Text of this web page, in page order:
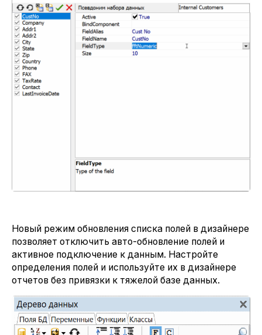
Новый режим обновления списка полей в дизайнере
позволяет отключить авто-обновление полей и
активное подключение к данным. Настройте
определения полей и используйте их в дизайнере
отчетов без привязки к тяжелой базе данных.